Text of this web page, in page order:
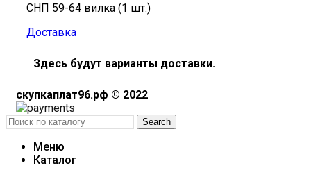
СНП 59-64 вилка (1 шт.)
Доставка
Здесь будут варианты доставки.
скупкаплат96.рф © 2022
Search
Меню
Каталог